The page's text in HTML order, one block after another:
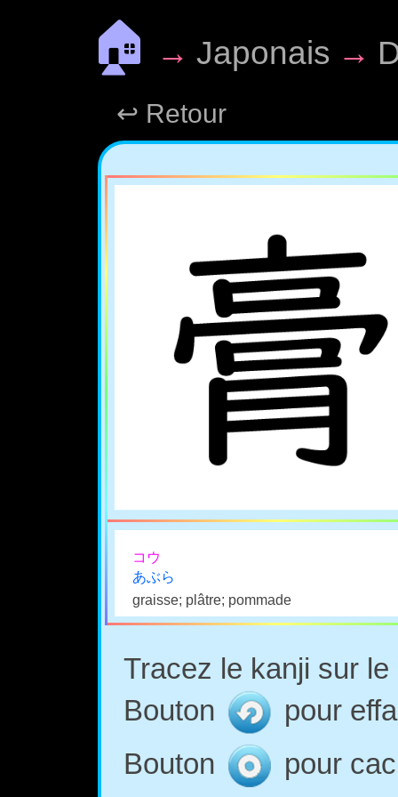
🏠 → Japonais →
↩ Retour
コウ
あぶら
graisse; plâtre; pommade
Tracez le kanji sur
Bouton
pour
Bouton
pour